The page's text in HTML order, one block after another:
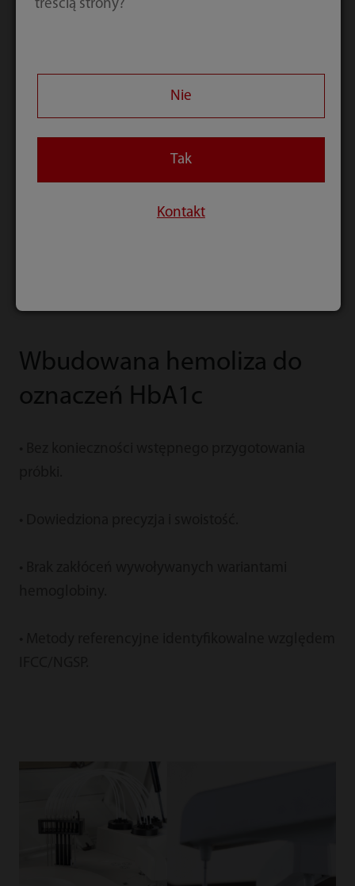
Wbudowana hemoliza do
oznaczeń HbA1c
treścią strony?
Nie
Tak
Kontakt